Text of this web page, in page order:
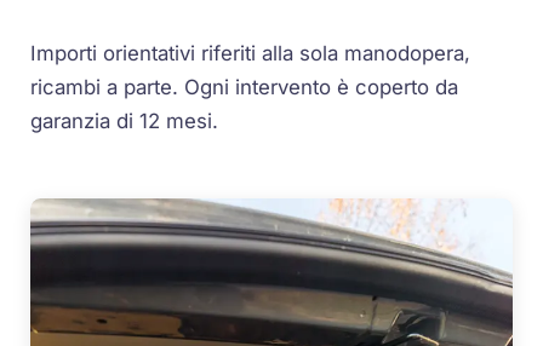
Importi orientativi riferiti alla sola manodopera,
ricambi a parte. Ogni intervento è coperto da
garanzia di 12 mesi.